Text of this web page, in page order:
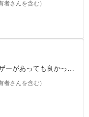
さんを含む）
ーがあっても良かっ
さんを含む）